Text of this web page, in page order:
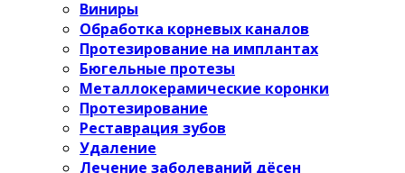
Виниры
Обработка корневых каналов
Протезирование на имплантах
Бюгельные протезы
Металлокерамические коронки
Протезирование
Реставрация зубов
Удаление
Лечение заболеваний дёсен